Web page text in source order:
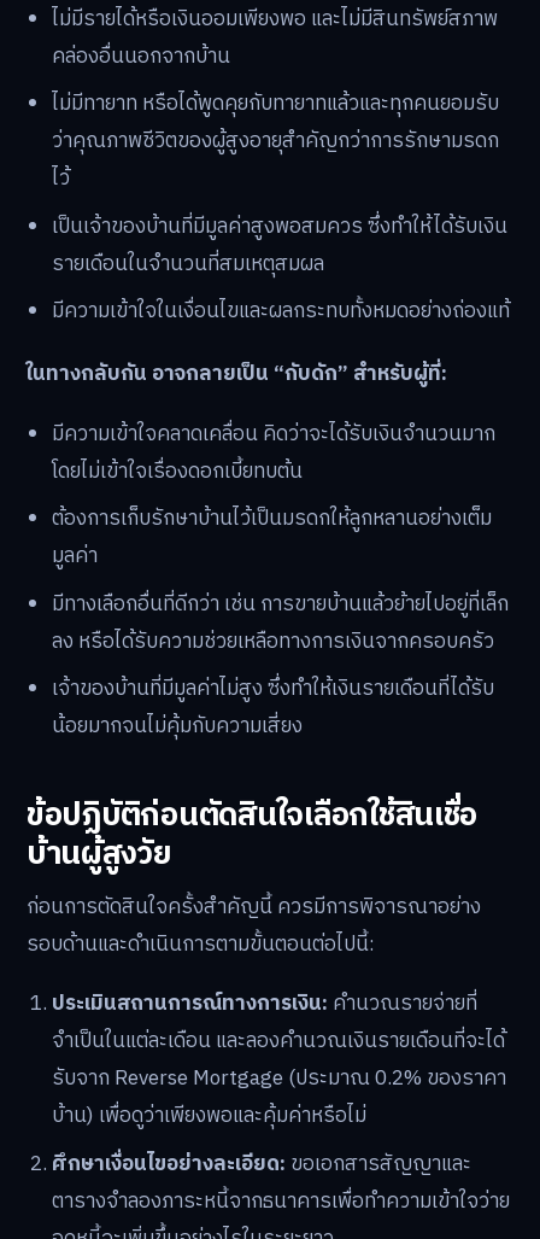
ไม่มีรายได้หรือเงินออมเพียงพอ และไม่มีสินทรัพย์สภาพ
คล่องอื่นนอกจากบ้าน
ไม่มีทายาท หรือได้พูดคุยกับทายาทแล้วและทุกคนยอมรับ
ว่าคุณภาพชีวิตของผู้สูงอายุสำคัญกว่าการรักษามรดก
ไว้
เป็นเจ้าของบ้านที่มีมูลค่าสูงพอสมควร ซึ่งทำให้ได้รับเงิน
รายเดือนในจำนวนที่สมเหตุสมผล
มีความเข้าใจในเงื่อนไขและผลกระทบทั้งหมดอย่างถ่องแท้
ในทางกลับกัน อาจกลายเป็น “กับดัก” สำหรับผู้ที่:
มีความเข้าใจคลาดเคลื่อน คิดว่าจะได้รับเงินจำนวนมาก
โดยไม่เข้าใจเรื่องดอกเบี้ยทบต้น
ต้องการเก็บรักษาบ้านไว้เป็นมรดกให้ลูกหลานอย่างเต็ม
มูลค่า
มีทางเลือกอื่นที่ดีกว่า เช่น การขายบ้านแล้วย้ายไปอยู่ที่เล็ก
ลง หรือได้รับความช่วยเหลือทางการเงินจากครอบครัว
เจ้าของบ้านที่มีมูลค่าไม่สูง ซึ่งทำให้เงินรายเดือนที่ได้รับ
น้อยมากจนไม่คุ้มกับความเสี่ยง
ข้อปฏิบัติก่อนตัดสินใจเลือกใช้สินเชื่อ
บ้านผู้สูงวัย
ก่อนการตัดสินใจครั้งสำคัญนี้ ควรมีการพิจารณาอย่าง
รอบด้านและดำเนินการตามขั้นตอนต่อไปนี้:
ประเมินสถานการณ์ทางการเงิน: คำนวณรายจ่ายที่
จำเป็นในแต่ละเดือน และลองคำนวณเงินรายเดือนที่จะได้
รับจาก Reverse Mortgage (ประมาณ 0.2% ของราคา
บ้าน) เพื่อดูว่าเพียงพอและคุ้มค่าหรือไม่
ศึกษาเงื่อนไขอย่างละเอียด: ขอเอกสารสัญญาและ
ตารางจำลองภาระหนี้จากธนาคารเพื่อทำความเข้าใจว่าย